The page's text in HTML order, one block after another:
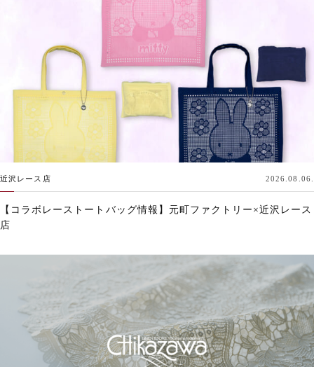
近沢レース店 2026.08.06.
【コラボレーストートバッグ情報】元町ファクトリー×近沢レース
店